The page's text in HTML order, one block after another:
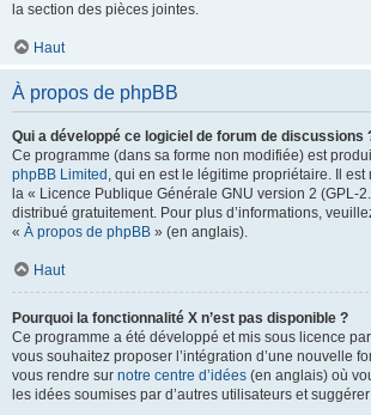
la section des pièces jointes.
Haut
À propos de phpBB
Qui a développé ce logiciel de forum de discussions
Ce programme (dans sa forme non modifiée) est
phpBB Limited , qui en est le légitime propriétaire. Il
la « Licence Publique Générale GNU version 2 (GPL-
distribué gratuitement. Pour plus d’informations,
« À propos de phpBB » (en anglais).
Haut
Pourquoi la fonctionnalité X n’est pas disponible ?
Ce programme a été développé et mis sous licence
vous souhaitez proposer l’intégration d’une nouvelle
vous rendre sur notre centre d’idées (en anglais) où
les idées soumises par d’autres utilisateurs et